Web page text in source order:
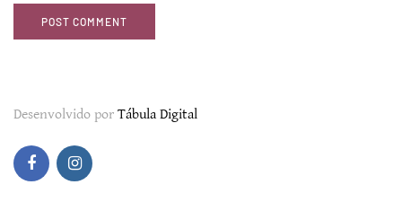
Desenvolvido por Tábula Digital